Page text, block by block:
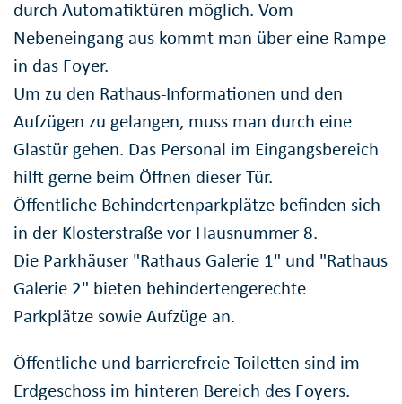
durch Automatiktüren möglich. Vom
Nebeneingang aus kommt man über eine Rampe
in das Foyer.
Um zu den Rathaus-Informationen und den
Aufzügen zu gelangen, muss man durch eine
Glastür gehen. Das Personal im Eingangsbereich
hilft gerne beim Öffnen dieser Tür.
Öffentliche Behindertenparkplätze befinden sich
in der Klosterstraße vor Hausnummer 8.
Die Parkhäuser "Rathaus Galerie 1" und "Rathaus
Galerie 2" bieten behindertengerechte
Parkplätze sowie Aufzüge an.
Öffentliche und barrierefreie Toiletten sind im
Erdgeschoss im hinteren Bereich des Foyers.